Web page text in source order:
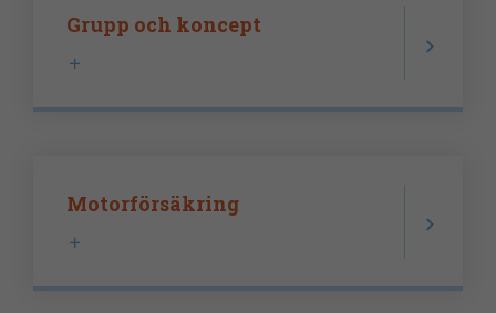
Grupp och koncept
Motorförsäkring